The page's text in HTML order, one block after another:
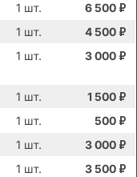
1 шт. 6 500 ₽
1 шт. 4 500 ₽
1 шт. 3 000 ₽
1 шт. 1 500 ₽
1 шт. 500 ₽
1 шт. 3 000 ₽
1 шт. 3 500 ₽